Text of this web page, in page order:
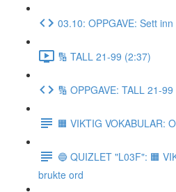
03.10: OPPGAVE: Sett
🔢 TALL 21-99 (2:37)
🔢 OPPGAVE: TALL 21-99
🟧 VIKTIG VOKABULAR:
🔵 QUIZLET "L03F": 🟧
brukte ord